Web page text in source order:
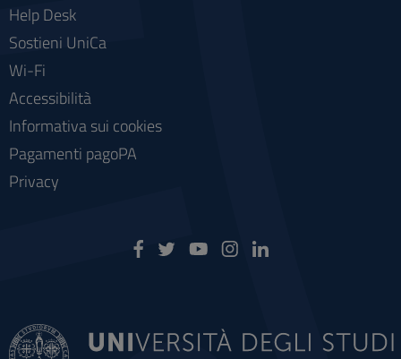
Help Desk
Sostieni UniCa
Wi-Fi
Accessibilità
Informativa sui cookies
Pagamenti pagoPA
Privacy